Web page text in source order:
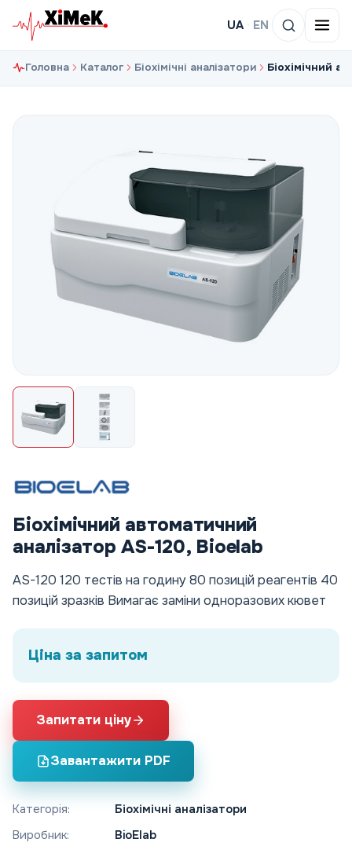
UA · EN
Головна Каталог Біохімічні аналізатори Біохімічний
Біохімічний автоматичний
аналізатор АS-120, Bioelab
AS-120 120 тестів на годину 80 позицій реагентів 40
позицій зразків Вимагає заміни одноразових кювет
Ціна за запитом
Запитати ціну
Завантажити PDF
Категорія:
Біохімічні аналізатори
Виробник:
BioElab